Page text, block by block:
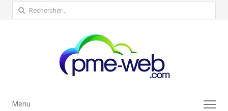
Rechercher :
Menu
Menu